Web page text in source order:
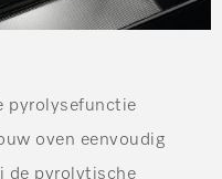
pyrolysefunctie
oven eenvoudig
de pyrolytische